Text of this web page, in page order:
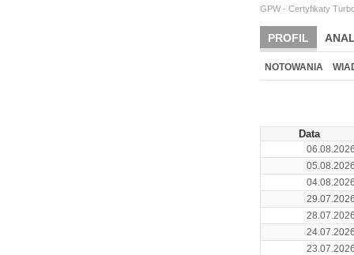
GPW - Certyfikaty
PROFIL
NOTOWANIA
Data